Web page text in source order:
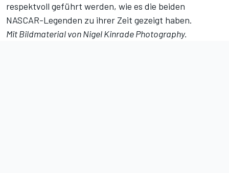
respektvoll geführt werden, wie es die beiden
NASCAR-Legenden zu ihrer Zeit gezeigt haben.
Mit Bildmaterial von Nigel Kinrade Photography.